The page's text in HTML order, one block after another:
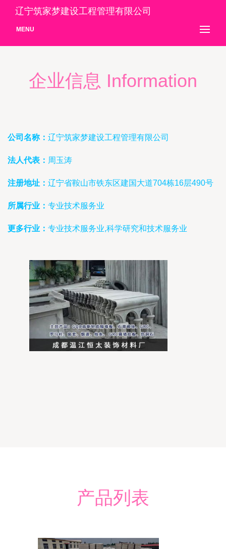
辽宁筑家梦建设工程管理有限公司
MENU
企业信息 Information
公司名称： 辽宁筑家梦建设工程管理有限公司
法人代表： 周玉涛
注册地址： 辽宁省鞍山市铁东区建国大道704栋16层490号
所属行业： 专业技术服务业
更多行业： 专业技术服务业,科学研究和技术服务业
产品列表